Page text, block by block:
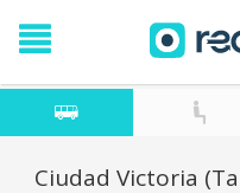
Ciudad Victoria